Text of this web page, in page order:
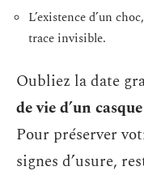
L’existence d’un
trace invisible.
Oubliez la date
de vie d’un casque
Pour préserver
signes d’usure,